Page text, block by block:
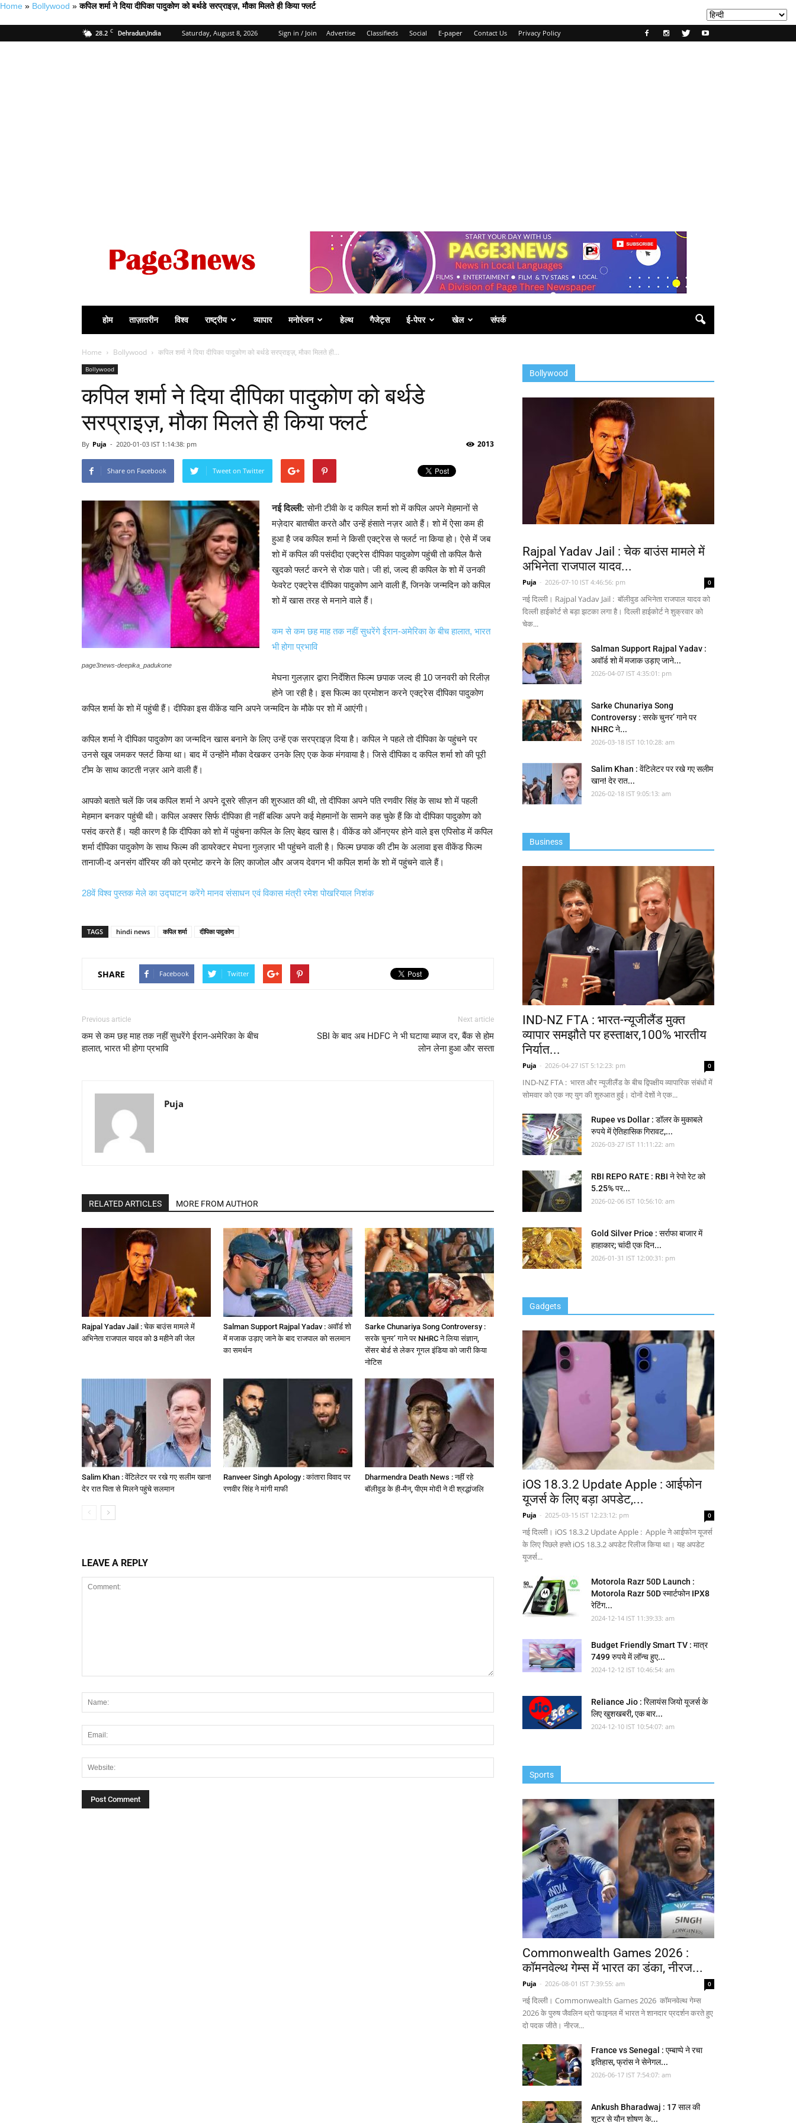
Home » Bollywood »कपिल शर्मा ने दिया दीपिका पादुकोण को बर्थडे सरप्राइज़, मौका मिलते ही किया फ्लर्ट
28.2 C Dehradun,India Saturday, August 8, 2026 Sign in / Join Advertise Classifieds Social E-paper Contact Us Privacy Policy
Three
होम ताज़ातरीन विश्व राष्ट्रीय व्यापार मनोरंजन हेल्थ गैजेट्स ई-पेपर खेल संपर्क
Home Bollywood कपिल शर्मा ने दिया दीपिका पादुकोण को बर्थडे सरप्राइज़, मौका मिलते ही...
Bollywood
कपिल शर्मा ने दिया दीपिका पादुकोण को बर्थडे
सरप्राइज़, मौका मिलते ही किया फ्लर्ट
By Puja - 2020-01-03 IST 1:14:38: pm 2013
Share on Facebook Tweet on Twitter
page3news-deepika_padukone
नई दिल्ली: सोनी टीवी के द कपिल शर्मा शो में कपिल अपने मेहमानों से
मज़ेदार बातचीत करते और उन्हें हंसाते नज़र आते हैं। शो में ऐसा कम ही
हुआ है जब कपिल शर्मा ने किसी एक्ट्रेस से फ्लर्ट ना किया हो। ऐसे मेंं जब
शो में कपिल की पसंदीदा एक्ट्रेस दीपिका पादुकोण पहुंची तो कपिल कैसे
खुदको फ्लर्ट करने से रोक पाते। जी हां, जल्द ही कपिल के शो में उनकी
फेवरेट एक्ट्रेस दीपिका पादुकोण आने वाली हैं, जिनके जन्मदिन को कपिल
शो में खास तरह से मनाने वाले हैं।
कम से कम छह माह तक नहीं सुधरेंगे ईरान-अमेरिका के बीच हालात, भारत
भी होगा प्रभावि
मेघना गुलज़ार द्वारा निर्देशित फिल्म छपाक जल्द ही 10 जनवरी को रिलीज़
होने जा रही है। इस फिल्म का प्रमोशन करने एक्ट्रेस दीपिका पादुकोण
कपिल शर्मा के शो में पहुंची हैं। दीपिका इस वीकेंड यानि अपने जन्मदिन के मौके पर शो में आएंगी।
कपिल शर्मा ने दीपिका पादुकोण का जन्मदिन खास बनाने के लिए उन्हें एक सरप्राइज़ दिया है। कपिल ने पहले तो दीपिका के पहुंचने पर
उनसे खूब जमकर फ्लर्ट किया था। बाद में उन्होंने मौका देखकर उनके लिए एक केक मंगवाया है। जिसे दीपिका द कपिल शर्मा शो की पूरी
टीम के साथ काटती नज़र आने वाली हैं।
आपको बताते चलें कि जब कपिल शर्मा ने अपने दूसरे सीज़न की शुरुआत की थी, तो दीपिका अपने पति रणवीर सिंह के साथ शो में पहली
मेहमान बनकर पहुंची थी। कपिल अक्सर सिर्फ दीपिका ही नहीं बल्कि अपने कई मेहमानों के सामने कह चुके हैं कि वो दीपिका पादुकोण को
पसंद करते हैं। यही कारण है कि दीपिका को शो में पहुंचना कपिल के लिए बेहद खास है। वीकेंड को ऑनएयर होने वाले इस एपिसोड में कपिल
शर्मा दीपिका पादुकोण के साथ फिल्म की डायरेक्टर मेघना गुलज़ार भी पहुंचने वाली है। फिल्म छपाक की टीम के अलावा इस वीकेंड फिल्म
तानाजी-द अनसंग वॉरियर की को प्रमोट करने के लिए काजोल और अजय देवगन भी कपिल शर्मा के शो में पहुंचने वाले हैं।
28वें विश्व पुस्तक मेले का उद्घाटन करेंगे मानव संसाधन एवं विकास मंत्री रमेश पोखरियाल निशंक
TAGS hindi news कपिल शर्मा दीपिका पादुकोण
SHARE Facebook Twitter
Previous article
कम से कम छह माह तक नहीं सुधरेंगे ईरान-अमेरिका के बीच
हालात, भारत भी होगा प्रभावि
Next article
SBI के बाद अब HDFC ने भी घटाया ब्याज दर, बैंक से होम
लोन लेना हुआ और सस्ता
Puja
RELATED ARTICLES MORE FROM AUTHOR
Rajpal Yadav Jail : चेक बाउंस मामले में
अभिनेता राजपाल यादव को 3 महीने की जेल
Salman Support Rajpal Yadav : अवॉर्ड शो
में मजाक उड़ाए जाने के बाद राजपाल को सलमान
का समर्थन
Sarke Chunariya Song Controversy :
सरके चुनर’ गाने पर NHRC ने लिया संज्ञान,
सेंसर बोर्ड से लेकर गूगल इंडिया को जारी किया
नोटिस
Salim Khan : वेंटिलेटर पर रखे गए सलीम खान!
देर रात पिता से मिलने पहुंचे सलमान
Ranveer Singh Apology : कांतारा विवाद पर
रणवीर सिंह ने मांगी माफी
Dharmendra Death News : नहीं रहे
बॉलीवुड के ही-मैन, पीएम मोदी ने दी श्रद्धांजलि
LEAVE A REPLY
Bollywood
Rajpal Yadav Jail : चेक बाउंस मामले में
अभिनेता राजपाल यादव...
Puja - 2026-07-10 IST 4:46:56: pm 0
नई दिल्ली। Rajpal Yadav Jail : बॉलीवुड अभिनेता राजपाल यादव को
दिल्ली हाईकोर्ट से बड़ा झटका लगा है। दिल्ली हाईकोर्ट ने शुक्रवार को
चेक...
Salman Support Rajpal Yadav :
अवॉर्ड शो में मजाक उड़ाए जाने...
2026-04-07 IST 4:35:01: pm
Sarke Chunariya Song
Controversy : सरके चुनर’ गाने पर
NHRC ने...
2026-03-18 IST 10:10:28: am
Salim Khan : वेंटिलेटर पर रखे गए सलीम
खान! देर रात...
2026-02-18 IST 9:05:13: am
Business
IND-NZ FTA : भारत-न्यूजीलैंड मुक्त
व्यापार समझौते पर हस्ताक्षर,100% भारतीय
निर्यात...
Puja - 2026-04-27 IST 5:12:23: pm 0
IND-NZ FTA : भारत और न्यूजीलैंड के बीच द्विपक्षीय व्यापारिक संबंधों में
सोमवार को एक नए युग की शुरुआत हुई। दोनों देशों ने एक...
Rupee vs Dollar : डॉलर के मुकाबले
रुपये में ऐतिहासिक गिरावट,...
2026-03-27 IST 11:11:22: am
RBI REPO RATE : RBI ने रेपो रेट को
5.25% पर...
2026-02-06 IST 10:56:10: am
Gold Silver Price : सर्राफा बाजार में
हाहाकार; चांदी एक दिन...
2026-01-31 IST 12:00:31: pm
Gadgets
iOS 18.3.2 Update Apple : आईफोन
यूजर्स के लिए बड़ा अपडेट,...
Puja - 2025-03-15 IST 12:23:12: pm 0
नई दिल्ली। iOS 18.3.2 Update Apple : Apple ने आईफोन यूजर्स
के लिए पिछले हफ्ते iOS 18.3.2 अपडेट रिलीज किया था। यह अपडेट
यूजर्स...
Motorola Razr 50D Launch :
Motorola Razr 50D स्मार्टफोन IPX8
रेटिंग...
2024-12-14 IST 11:39:33: am
Budget Friendly Smart TV : मात्र
7499 रुपये में लॉन्च हुए...
2024-12-12 IST 10:46:54: am
Reliance Jio : रिलायंस जियो यूजर्स के
लिए खुशखबरी, एक बार...
2024-12-10 IST 10:54:07: am
Sports
Commonwealth Games 2026 :
कॉमनवेल्थ गेम्स में भारत का डंका, नीरज...
Puja - 2026-08-01 IST 7:39:55: am 0
नई दिल्ली। Commonwealth Games 2026 कॉमनवेल्थ गेम्स
2026 के पुरुष जैवलिन थ्रो फाइनल में भारत ने शानदार प्रदर्शन करते हुए
दो पदक जीते। नीरज...
France vs Senegal : एम्बाप्पे ने रचा
इतिहास, फ्रांस ने सेनेगल...
2026-06-17 IST 7:54:07: am
Ankush Bharadwaj : 17 साल की
शूटर से यौन शोषण के...